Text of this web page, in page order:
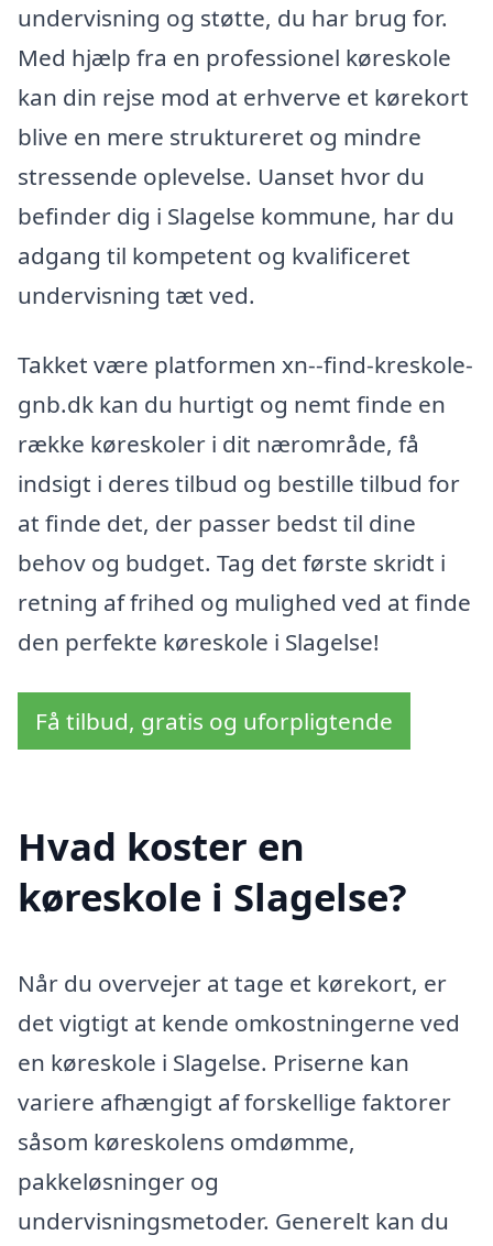
undervisning og støtte, du har brug for.
Med hjælp fra en professionel køreskole
kan din rejse mod at erhverve et kørekort
blive en mere struktureret og mindre
stressende oplevelse. Uanset hvor du
befinder dig i Slagelse kommune, har du
adgang til kompetent og kvalificeret
undervisning tæt ved.
Takket være platformen xn--find-kreskole-
gnb.dk kan du hurtigt og nemt finde en
række køreskoler i dit nærområde, få
indsigt i deres tilbud og bestille tilbud for
at finde det, der passer bedst til dine
behov og budget. Tag det første skridt i
retning af frihed og mulighed ved at finde
den perfekte køreskole i Slagelse!
Få tilbud, gratis og uforpligtende
Hvad koster en
køreskole i Slagelse?
Når du overvejer at tage et kørekort, er
det vigtigt at kende omkostningerne ved
en køreskole i Slagelse. Priserne kan
variere afhængigt af forskellige faktorer
såsom køreskolens omdømme,
pakkeløsninger og
undervisningsmetoder. Generelt kan du